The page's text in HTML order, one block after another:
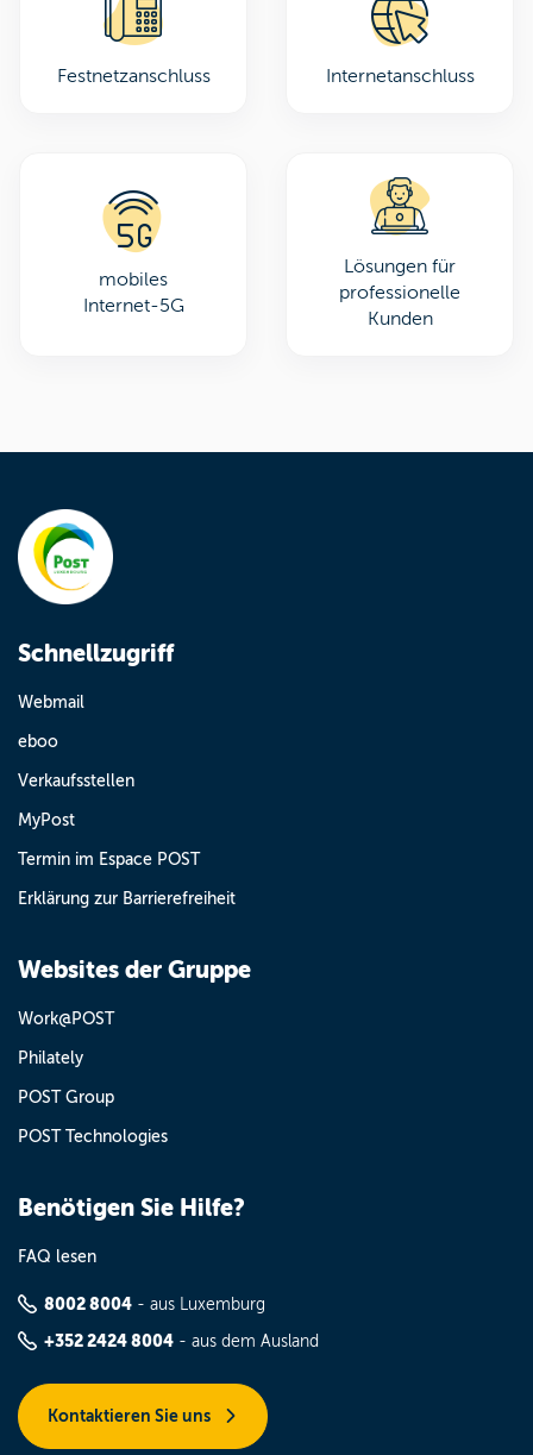
Festnetzanschluss Internetanschluss
mobiles
Internet-5G
Lösungen für
professionelle
Kunden
Schnellzugriff
Webmail
eboo
Verkaufsstellen
MyPost
Termin im Espace POST
Erklärung zur Barrierefreiheit
Websites der Gruppe
Work@POST
Philately
POST Group
POST Technologies
Benötigen Sie Hilfe?
FAQ lesen
8002 8004 - aus Luxemburg
+352 2424 8004 - aus dem Ausland
Kontaktieren Sie uns